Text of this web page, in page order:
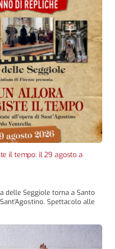
il tempo: il 29 agosto a
delle Seggiole torna a Santo
Spettacolo alle